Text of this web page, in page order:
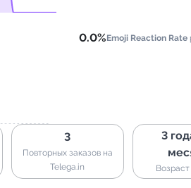
0.0%Emoji Reaction Rate
3
Повторных заказов на
Telega.in
3